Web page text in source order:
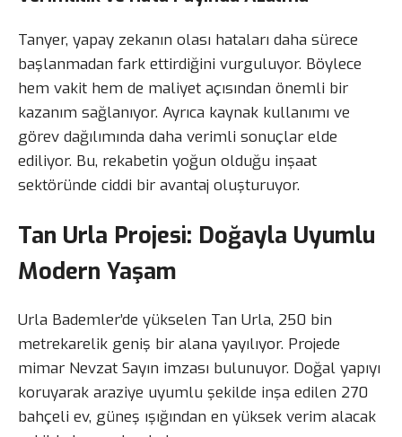
Tanyer, yapay zekanın olası hataları daha sürece
başlanmadan fark ettirdiğini vurguluyor. Böylece
hem vakit hem de maliyet açısından önemli bir
kazanım sağlanıyor. Ayrıca kaynak kullanımı ve
görev dağılımında daha verimli sonuçlar elde
ediliyor. Bu, rekabetin yoğun olduğu inşaat
sektöründe ciddi bir avantaj oluşturuyor.
Tan Urla Projesi: Doğayla Uyumlu
Modern Yaşam
Urla Bademler’de yükselen Tan Urla, 250 bin
metrekarelik geniş bir alana yayılıyor. Projede
mimar Nevzat Sayın imzası bulunuyor. Doğal yapıyı
koruyarak araziye uyumlu şekilde inşa edilen 270
bahçeli ev, güneş ışığından en yüksek verim alacak